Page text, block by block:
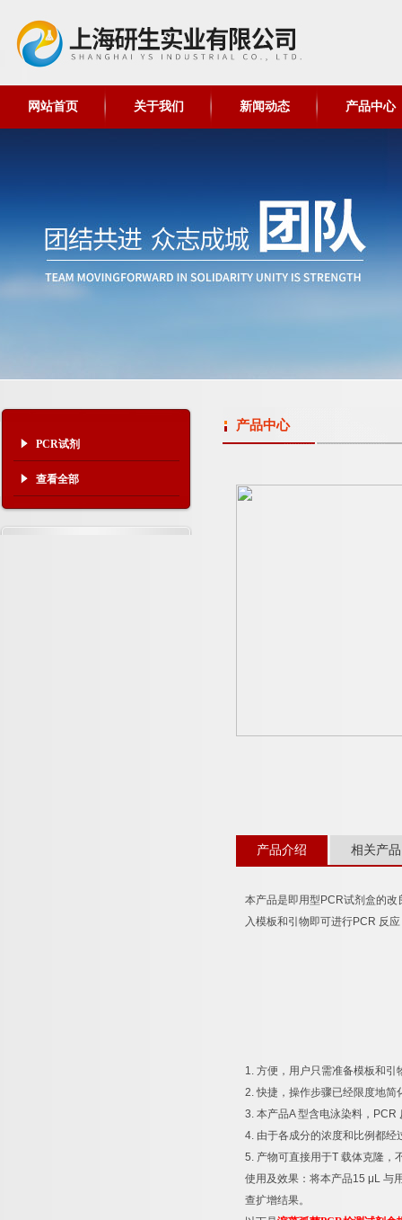
网站首页 关于我们 新闻动态 产品中心
PCR试剂
查看全部
产品中心
产品介绍 相关产品
本产品是即用型 PCR试剂盒的改
入模板和引物即可进行PCR 反
1. 方便，用户只需准备模板和引
2.快捷，操作步骤已经限度地简
3. 本产品A型含电泳染料， PCR
4. 由于各成分的浓度和比例都
5. 产物可直接用于T 载体克隆，
使用及效果：将本产品15 μL 与
查扩增结果。